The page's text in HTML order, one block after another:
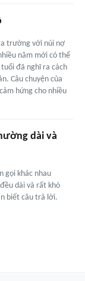
trường với núi nợ
năm mới có thể
đã nghĩ ra cách
Câu chuyện của
hứng cho nhiều
dài và
gọi khác nhau
dài và rất khó
biết câu trả lời.